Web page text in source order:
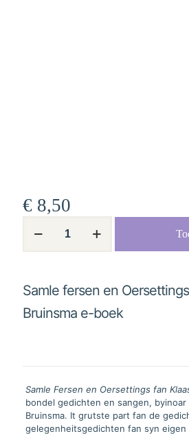
€ 8,50
fersen
Klaas
e-
Samle fersen en
Bruinsma e-boek
Samle Fersen en Oersettings fan
bondel gedichten en sangen, byinoar
Bruinsma. It grutste part fan de
gelegenheitsgedichten fan syn eigen